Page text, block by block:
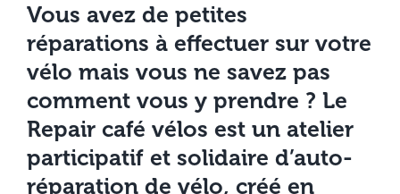
Vous avez de petites
réparations à effectuer sur votre
vélo mais vous ne savez pas
comment vous y prendre ? Le
Repair café vélos est un atelier
participatif et solidaire d’auto-
réparation de vélo, créé en